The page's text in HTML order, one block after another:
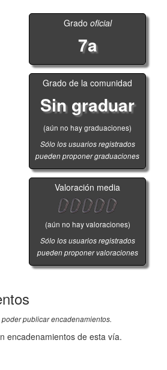
Grado oficial
7a
Grado de la comunidad
Sin graduar
(aún no hay graduaciones)
Sólo los usuarios registrados
pueden proponer graduaciones
Valoración media
(aún no hay valoraciones)
Sólo los usuarios registrados
pueden proponer valoraciones
publicar encadenamientos.
encadenamientos de esta vía.